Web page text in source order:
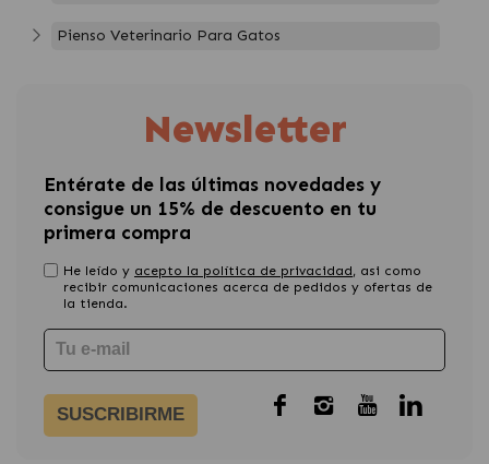
Pienso Veterinario Para Gatos
Newsletter
Entérate de las últimas novedades y
consigue un 15% de descuento en tu
primera compra
He leído y acepto la política de privacidad, asi como
recibir comunicaciones acerca de pedidos y ofertas de
la tienda.
SUSCRIBIRME